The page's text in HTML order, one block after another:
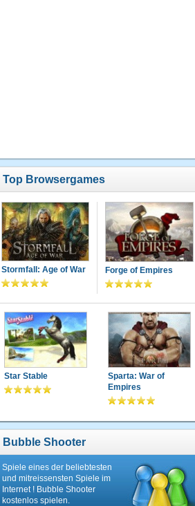
Top Browsergames
Stormfall: Age of War Forge of Empires
Star Stable
Sparta: War of
Empires
Bubble Shooter
Spiele eines der beliebtesten
und mitreissensten Spiele im
Internet ! Bubble Shooter
kostenlos spielen.